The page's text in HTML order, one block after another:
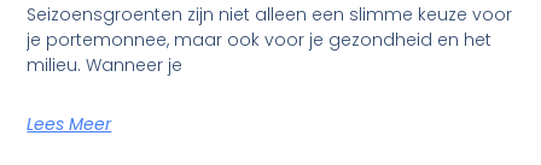
Seizoensgroenten zijn niet alleen een slimme keuze voor
je portemonnee, maar ook voor je gezondheid en het
milieu. Wanneer je
Lees Meer